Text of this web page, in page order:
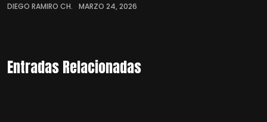
DIEGO RAMIRO CH. MARZO 24, 2026
Entradas Relacionadas